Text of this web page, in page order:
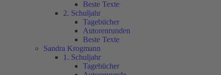
Beste Texte
2. Schuljahr
Tagebücher
Autorenrunden
Beste Texte
Sandra Krogmann
1. Schuljahr
Tagebücher